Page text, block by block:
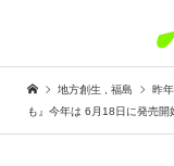
地方創生 福島
昨
も』今年は 6月18日に発売開